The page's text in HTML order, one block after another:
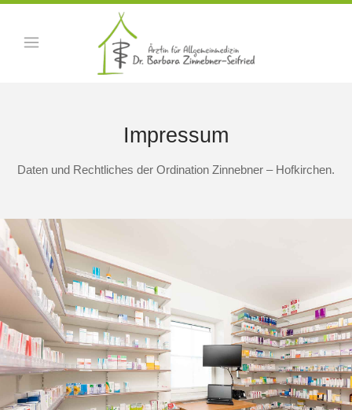
Impressum
Daten und Rechtliches der Ordination Zinnebner – Hofkirchen.